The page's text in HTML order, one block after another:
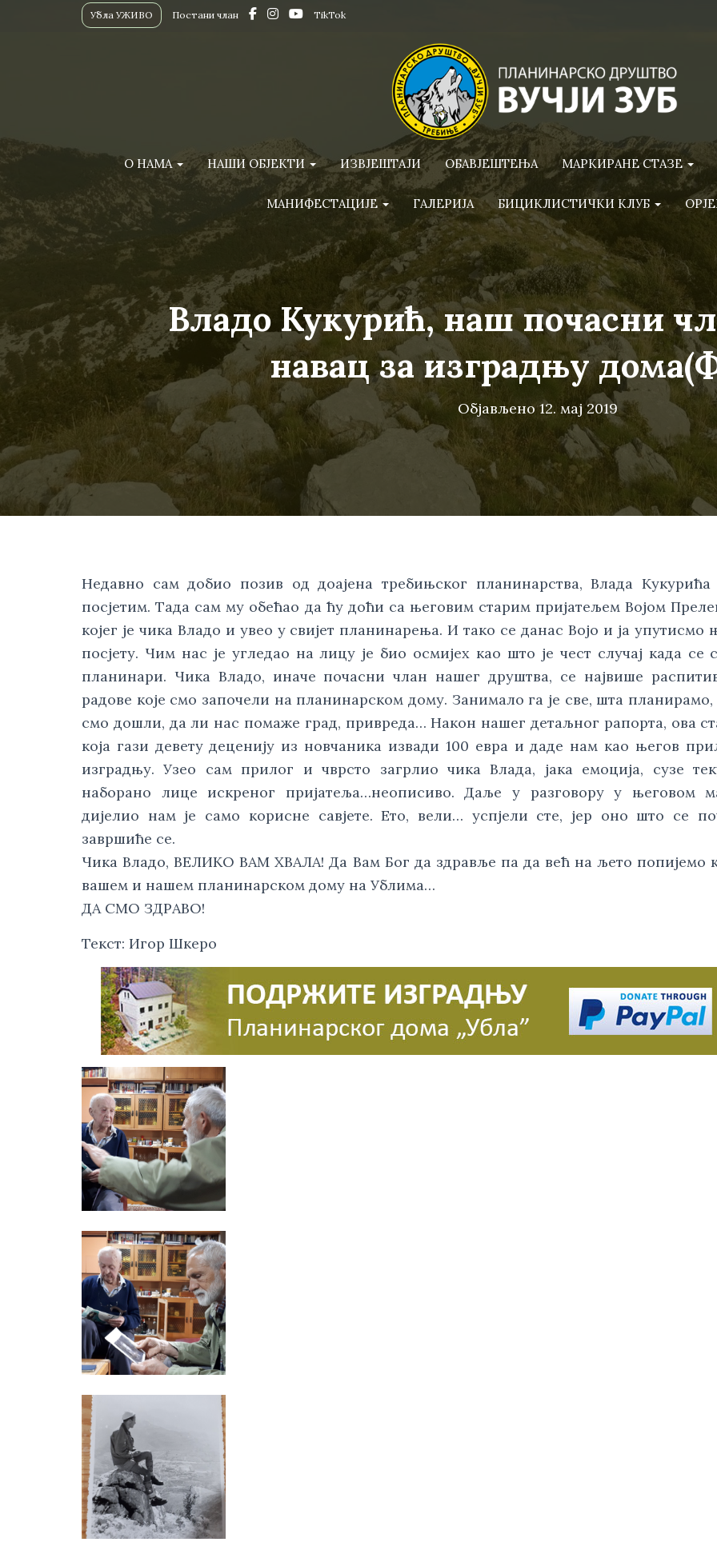
Убла УЖИВО Постани члан TikTok
О НАМА НАШИ ОБЈЕКТИ ИЗВЈЕШТАЈИ ОБАВЈЕШТЕЊА МАРКИРАНЕ СТАЗЕ
МАНИФЕСТАЦИЈЕ ГАЛЕРИЈА БИЦИКЛИСТИЧКИ КЛУБ
Владо Кукурић, наш почасни
навац за изградњу
Објављено12. мај 2019
Недавно сам добио позив од доајена требињског планинарства, Влада
посјетим. Тада сам му обећао да ћу доћи са његовим старим пријатељем Војом
којег је чика Владо и увео у свијет планинарења. И тако се данас Војо и ја упутисмо
посјету. Чим нас је угледао на лицу је био осмијех као што је чест случај када се
планинари. Чика Владо, иначе почасни члан нашег друштва, се највише
радове које смо започели на планинарском дому. Занимало га је све, шта планирамо,
смо дошли, да ли нас помаже град, привреда… Након нашег детаљног рапорта, ова
која гази девету деценију из новчаника извади 100 евра и даде нам као његов
изградњу. Узео сам прилог и чврсто загрлио чика Влада, јака емоција, сузе
наборано лице искреног пријатеља…неописиво. Даље у разговору у његовом
дијелио нам је само корисне савјете. Ето, вели… успјели сте, јер оно што се
завршиће се.
Чика Владо, ВЕЛИКО ВАМ ХВАЛА! Да Вам Бог да здравље па да већ на љето попијемо
вашем и нашем планинарском дому на Ублима…
ДА СМО ЗДРАВО!
Текст: Игор Шкеро